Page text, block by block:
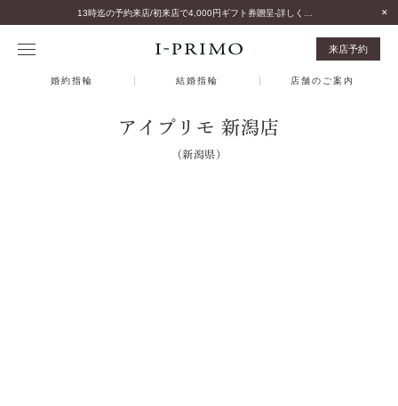
来店予約
婚約指輪 結婚指輪 店舗のご案内
アイプリモ 新潟店
（新潟県）